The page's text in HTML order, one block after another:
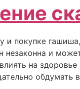
и покупке
незаконна и
на
обдумать